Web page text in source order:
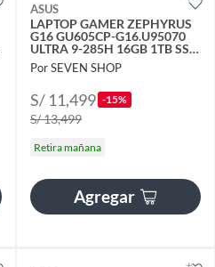
ASUS
LAPTOP GAMER ZEPHYRUS
G16 GU605CP-G16.U95070
ULTRA 9-285H 16GB 1TB SSD
GEFORCE RTX 5070 8GB
Por SEVEN SHOP
S/ 11,499 -15%
S/ 13,499
Retira mañana
Agregar